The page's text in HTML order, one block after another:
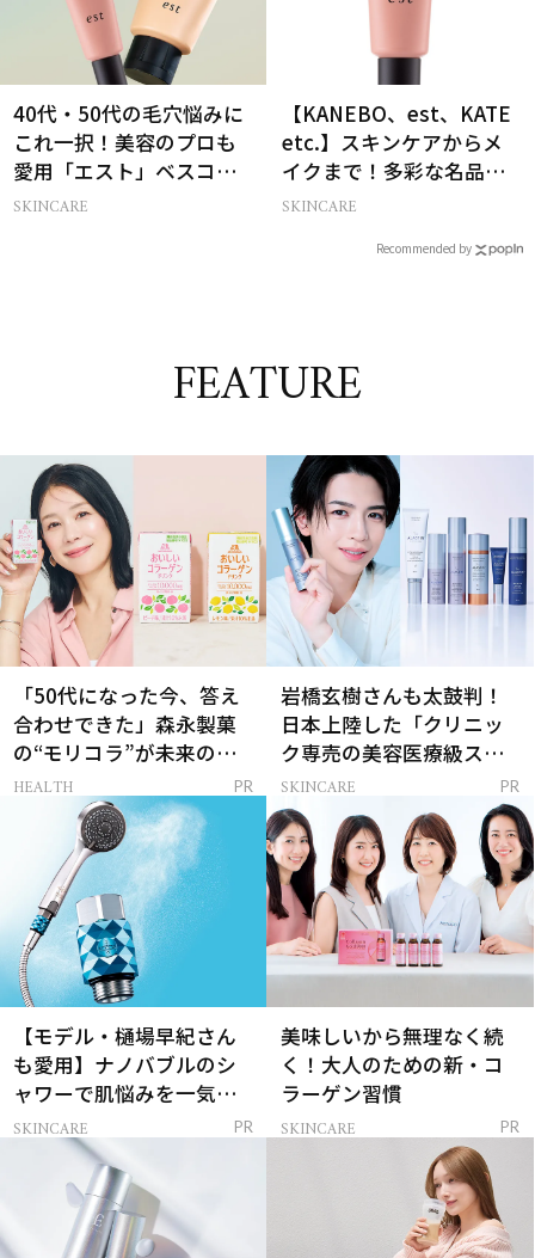
40代・50代の毛穴悩みに
これ一択！美容のプロも
愛用「エスト」ベスコス
受賞コスメ
SKINCARE
【KANEBO、est、KATE
etc.】スキンケアからメ
イクまで！多彩な名品が
揃う「花王グループ」の
SKINCARE
Recommended by
FEATURE
「50代になった今、答え
合わせできた」森永製菓
の“モリコラ”が未来のキ
レイを連れてくる！
HEALTH PR
岩橋玄樹さんも太鼓判！
日本上陸した「クリニッ
ク専売の美容医療級スキ
ンケア」
SKINCARE PR
【モデル・樋場早紀さん
も愛用】ナノバブルのシ
ャワーで肌悩みを一気に
解決
SKINCARE PR
美味しいから無理なく続
く！大人のための新・コ
ラーゲン習慣
SKINCARE PR